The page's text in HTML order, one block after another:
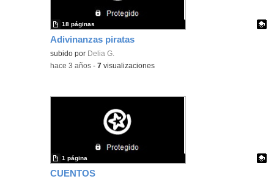
Adivinanzas piratas
Contenido educativo.
subido por Delia G.
18 páginas
-hace 3 años -7 visualizaciones
CUENTOS
1 página